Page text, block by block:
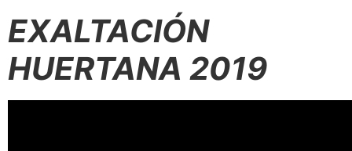
EXALTACIÓN
HUERTANA 2019